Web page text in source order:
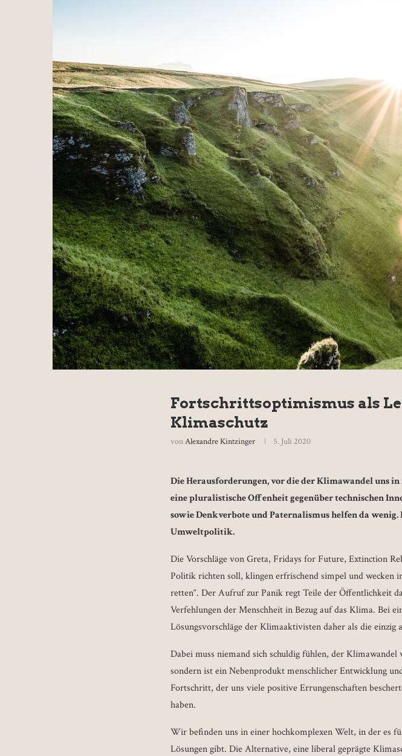
Fortschrittsoptimismus als
Klimaschutz
vonAlexandre Kintzinger 5. Juli 2020
Die Herausforderungen, vor die der Klimawandel uns
eine pluralistische Offenheit gegenüber technischen
sowie Denkverbote und Paternalismus helfen da
Umweltpolitik.
Die Vorschläge von Greta, Fridays for Future, Extinction
Politik richten soll, klingen erfrischend simpel und wecken
retten“. Der Aufruf zur Panik regt Teile der Öffentlichkeit
Verfehlungen der Menschheit in Bezug auf das Klima. Bei
Lösungsvorschläge der Klimaaktivisten daher als die
Dabei muss niemand sich schuldig fühlen, der
sondern ist ein Nebenprodukt menschlicher Entwicklung
Fortschritt, der uns viele positive Errungenschaften
haben.
Wir befinden uns in einer hochkomplexen Welt, in der es
Lösungen gibt. Die Alternative, eine liberal geprägte